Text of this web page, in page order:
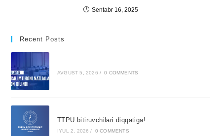
Sentabr 16, 2025
Recent Posts
AVGUST 5, 2026 / 0 COMMENTS
TTPU bitiruvchilari diqqatiga!
IYUL 2, 2026 / 0 COMMENTS